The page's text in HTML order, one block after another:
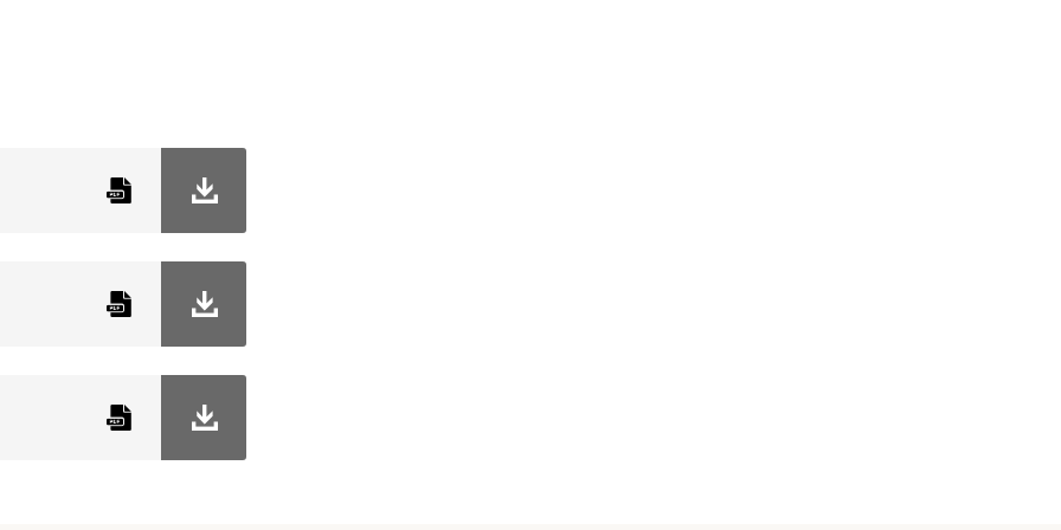
100000
15000
20 mm